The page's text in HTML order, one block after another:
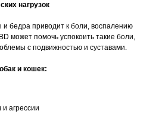
нагрузок
и бедра приводит к боли, воспалению
может помочь успокоить такие боли,
с подвижностью и суставами.
и кошек:
агрессии